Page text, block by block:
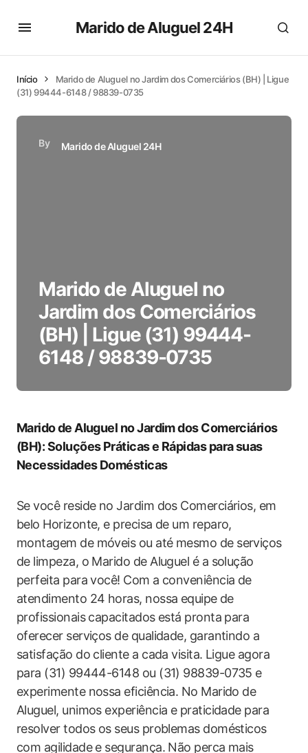
Marido de Aluguel 24H
Início
Marido de Aluguel no Jardim dos Comerciários (BH) | Ligue
(31) 99444-6148 / 98839-0735
By Marido de Aluguel 24H
Marido de Aluguel no
Jardim dos Comerciários
(BH) | Ligue (31) 99444-
6148 / 98839-0735
Marido ⁣de Aluguel no Jardim dos Comerciários
(BH): Soluções Práticas e Rápidas para suas
Necessidades Domésticas
Se você ‍reside no‍ Jardim dos Comerciários, em
belo Horizonte, e precisa de um reparo,
montagem de móveis ou até mesmo ‍de serviços
de limpeza, o Marido de Aluguel é a ‌solução
perfeita para você! Com a conveniência de
atendimento ‍24 horas, nossa equipe⁤ de
profissionais capacitados está pronta para
oferecer serviços de qualidade, garantindo a
satisfação ‍do cliente a ‌cada visita. Ligue agora
para (31) 99444-6148 ou (31) 98839-0735 e
experimente ‌nossa eficiência. No Marido de
Aluguel,​ unimos experiência e praticidade para
resolver todos os seus problemas domésticos
com agilidade e segurança. Não perca mais